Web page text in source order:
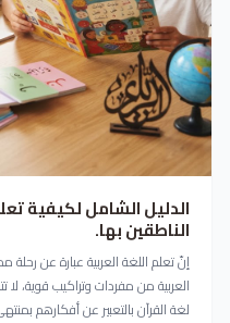
الدليل الشامل لكيفية
الناطقين بها.
إنّ تعلم اللغة العربية عبارة عن
العربية من مفردات وتراكيب قوية،
لغة القرآن بالتعبير عن أفكارهم